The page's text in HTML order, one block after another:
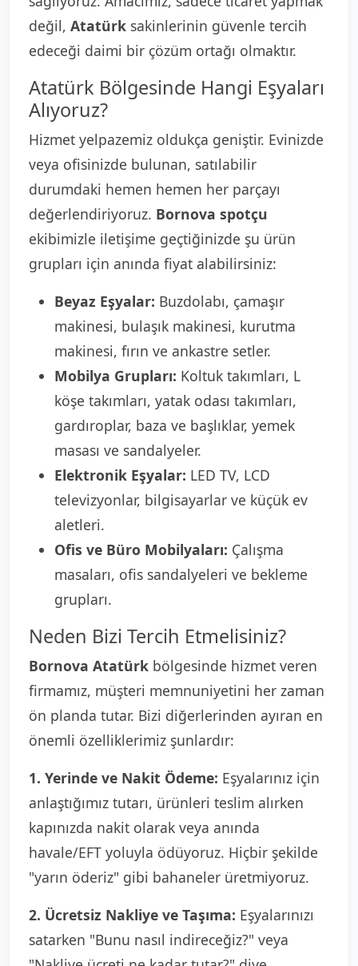
değil, Atatürk sakinlerinin güvenle tercih
edeceği daimi bir çözüm ortağı olmaktır.
Atatürk Bölgesinde Hangi Eşyaları
Alıyoruz?
Hizmet yelpazemiz oldukça geniştir. Evinizde
veya ofisinizde bulunan, satılabilir
durumdaki hemen hemen her parçayı
değerlendiriyoruz. Bornova spotçu
ekibimizle iletişime geçtiğinizde şu ürün
grupları için anında fiyat alabilirsiniz:
Beyaz Eşyalar: Buzdolabı, çamaşır
makinesi, bulaşık makinesi, kurutma
makinesi, fırın ve ankastre setler.
Mobilya Grupları: Koltuk takımları, L
köşe takımları, yatak odası takımları,
gardıroplar, baza ve başlıklar, yemek
masası ve sandalyeler.
Elektronik Eşyalar: LED TV, LCD
televizyonlar, bilgisayarlar ve küçük ev
aletleri.
Ofis ve Büro Mobilyaları: Çalışma
masaları, ofis sandalyeleri ve bekleme
grupları.
Neden Bizi Tercih Etmelisiniz?
Bornova Atatürk bölgesinde hizmet veren
firmamız, müşteri memnuniyetini her zaman
ön planda tutar. Bizi diğerlerinden ayıran en
önemli özelliklerimiz şunlardır:
1. Yerinde ve Nakit Ödeme: Eşyalarınız için
anlaştığımız tutarı, ürünleri teslim alırken
kapınızda nakit olarak veya anında
havale/EFT yoluyla ödüyoruz. Hiçbir şekilde
"yarın öderiz" gibi bahaneler üretmiyoruz.
2. Ücretsiz Nakliye ve Taşıma: Eşyalarınızı
satarken "Bunu nasıl indireceğiz?" veya